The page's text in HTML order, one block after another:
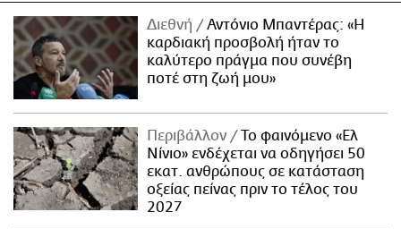
Διεθνή
Αντόνιο Μπαντέρας: «Η
καρδιακή προσβολή ήταν το
καλύτερο πράγμα που συνέβη
ποτέ στη ζωή μου»
Περιβάλλον
Το φαινόμενο «Ελ
Νίνιο» ενδέχεται να οδηγήσει 50
εκατ. ανθρώπους σε κατάσταση
οξείας πείνας πριν το τέλος του
2027